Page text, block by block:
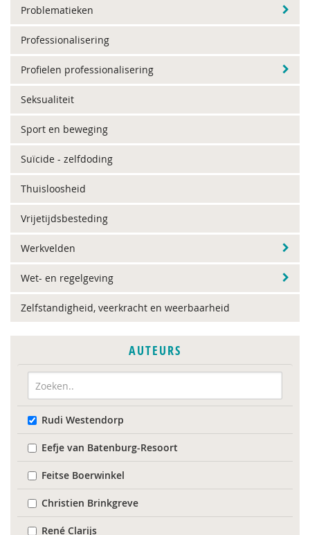
Problematieken
Professionalisering
Profielen professionalisering
Seksualiteit
Sport en beweging
Suïcide - zelfdoding
Thuisloosheid
Vrijetijdsbesteding
Werkvelden
Wet- en regelgeving
Zelfstandigheid, veerkracht en weerbaarheid
AUTEURS
Rudi Westendorp
Eefje van Batenburg-Resoort
Feitse Boerwinkel
Christien Brinkgreve
René Clarijs